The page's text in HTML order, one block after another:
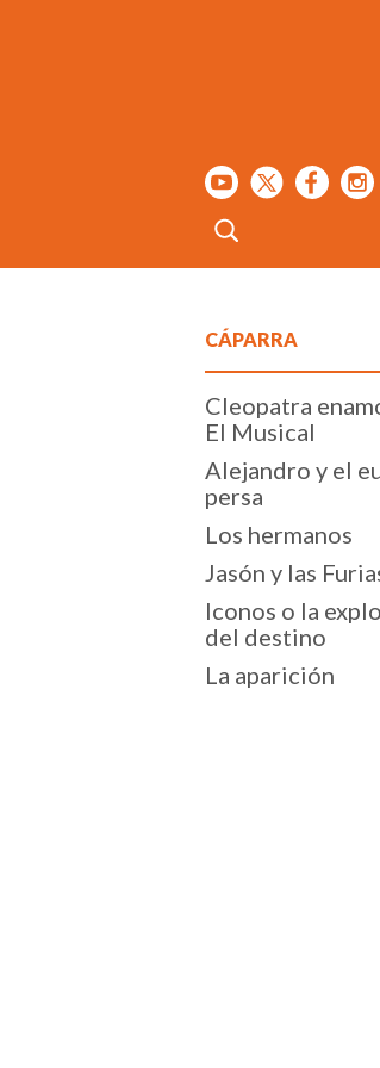
CÁPARRA
Cleopatra
El Musical
Alejandro y el
persa
Los hermanos
Jasón y las
Iconos o la
del destino
La aparición